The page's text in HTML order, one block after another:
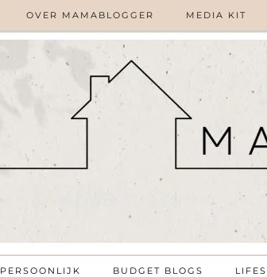
OVER MAMABLOGGER MEDIA KIT
PERSOONLIJK BUDGET BLOGS